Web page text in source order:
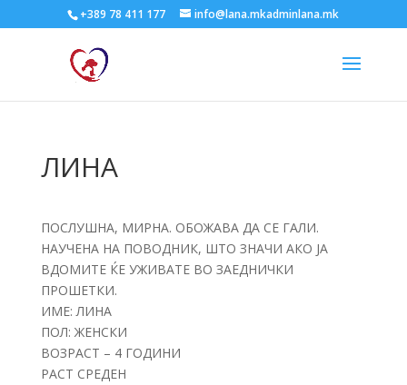
+389 78 411 177 info@lana.mkadminlana.mk
ЛИНА
ПОСЛУШНА, МИРНА. ОБОЖАВА ДА СЕ ГАЛИ.
НАУЧЕНА НА ПОВОДНИК, ШТО ЗНАЧИ АКО ЈА
ВДОМИТЕ ЌЕ УЖИВАТЕ ВО ЗАЕДНИЧКИ
ПРОШЕТКИ.
ИМЕ: ЛИНА
ПОЛ: ЖЕНСКИ
ВОЗРАСТ – 4 ГОДИНИ
РАСТ СРЕДЕН